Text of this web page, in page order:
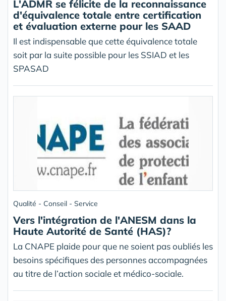
L'ADMR se félicite de la reconnaissance
d'équivalence totale entre certification
et évaluation externe pour les SAAD
Il est indispensable que cette équivalence totale
soit par la suite possible pour les SSIAD et les
SPASAD
Qualité - Conseil - Service
Vers l'intégration de l'ANESM dans la
Haute Autorité de Santé (HAS)?
La CNAPE plaide pour que ne soient pas oubliés les
besoins spécifiques des personnes accompagnées
au titre de l’action sociale et médico-sociale.